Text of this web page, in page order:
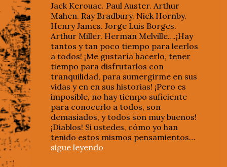
Jack Kerouac. Paul Auster. Arthur
Mahen. Ray Bradbury. Nick Hornby.
Henry James. Jorge Luis Borges.
Arthur Miller. Herman Melville….¡Hay
tantos y tan poco tiempo para leerlos
a todos! ¡Me gustaría hacerlo, tener
tiempo para disfrutarlos con
tranquilidad, para sumergirme en sus
vidas y en en sus historias! ¡Pero es
imposible, no hay tiempo suficiente
para conocerlo a todos, son
demasiados, y todos son muy buenos!
¡Diablos! Si ustedes, cómo yo han
tenido estos mismos pensamientos…
sigue leyendo